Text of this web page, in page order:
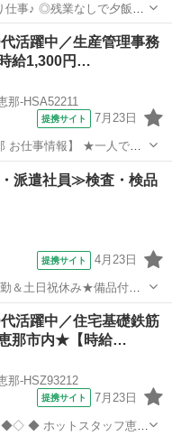
でチェックするだけ★ 座
なめ♪ 未経験から始めや
活躍中／生産管理事務
給1,300円…
那-HSA52211
提携サイト 7月23日
・・・』 『自分のペース
たにオススメのお仕事!
派遣社員≫検査・検品
提携サイト 4月23日
＆土日祝休み★備品付き
との同シフトOK！1食80
迎あり★《岐阜県恵那
活躍中／住宅基礎鉄筋
那市内★【時給…
那-HSZ93212
提携サイト 7月23日